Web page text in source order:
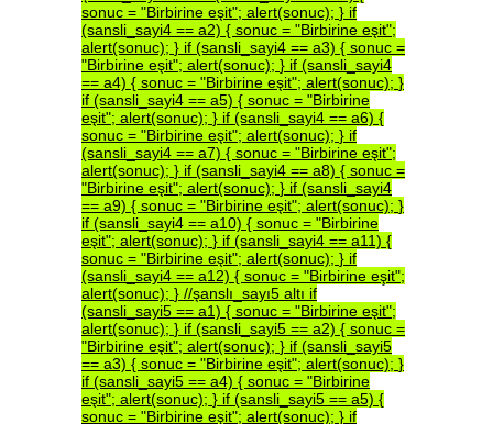
sonuc = "Birbirine eşit"; alert(sonuc); } if
(sansli_sayi4 == a2) { sonuc = "Birbirine eşit";
alert(sonuc); } if (sansli_sayi4 == a3) { sonuc =
"Birbirine eşit"; alert(sonuc); } if (sansli_sayi4
== a4) { sonuc = "Birbirine eşit"; alert(sonuc); }
if (sansli_sayi4 == a5) { sonuc = "Birbirine
eşit"; alert(sonuc); } if (sansli_sayi4 == a6) {
sonuc = "Birbirine eşit"; alert(sonuc); } if
(sansli_sayi4 == a7) { sonuc = "Birbirine eşit";
alert(sonuc); } if (sansli_sayi4 == a8) { sonuc =
"Birbirine eşit"; alert(sonuc); } if (sansli_sayi4
== a9) { sonuc = "Birbirine eşit"; alert(sonuc); }
if (sansli_sayi4 == a10) { sonuc = "Birbirine
eşit"; alert(sonuc); } if (sansli_sayi4 == a11) {
sonuc = "Birbirine eşit"; alert(sonuc); } if
(sansli_sayi4 == a12) { sonuc = "Birbirine eşit";
alert(sonuc); } //şanslı_sayı5 altı if
(sansli_sayi5 == a1) { sonuc = "Birbirine eşit";
alert(sonuc); } if (sansli_sayi5 == a2) { sonuc =
"Birbirine eşit"; alert(sonuc); } if (sansli_sayi5
== a3) { sonuc = "Birbirine eşit"; alert(sonuc); }
if (sansli_sayi5 == a4) { sonuc = "Birbirine
eşit"; alert(sonuc); } if (sansli_sayi5 == a5) {
sonuc = "Birbirine eşit"; alert(sonuc); } if